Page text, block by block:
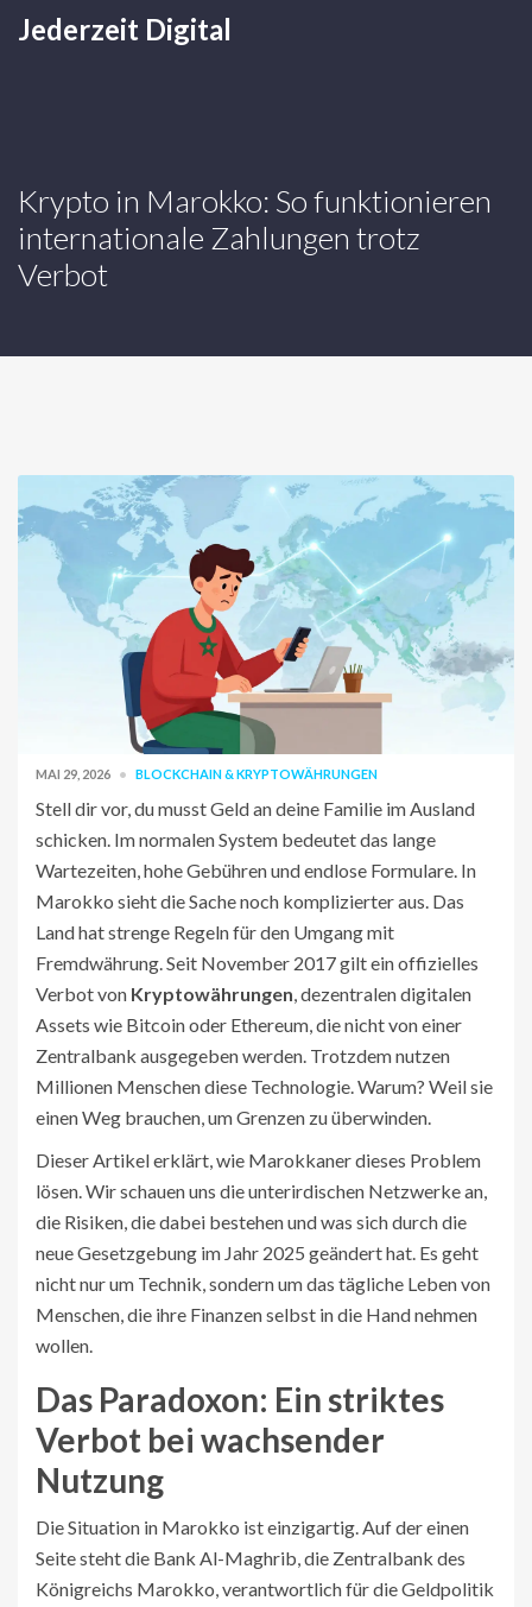
Jederzeit Digital
Krypto in Marokko: So funktionieren
internationale Zahlungen trotz
Verbot
MAI 29, 2026 BLOCKCHAIN & KRYPTOWÄHRUNGEN
Stell dir vor, du musst Geld an deine Familie im Ausland
schicken. Im normalen System bedeutet das lange
Wartezeiten, hohe Gebühren und endlose Formulare. In
Marokko sieht die Sache noch komplizierter aus. Das
Land hat strenge Regeln für den Umgang mit
Fremdwährung. Seit November 2017 gilt ein offizielles
Verbot von Kryptowährungen,dezentralen digitalen
Assets wie Bitcoin oder Ethereum, die nicht von einer
Zentralbank ausgegeben werden. Trotzdem nutzen
Millionen Menschen diese Technologie. Warum? Weil sie
einen Weg brauchen, um Grenzen zu überwinden.
Dieser Artikel erklärt, wie Marokkaner dieses Problem
lösen. Wir schauen uns die unterirdischen Netzwerke an,
die Risiken, die dabei bestehen und was sich durch die
neue Gesetzgebung im Jahr 2025 geändert hat. Es geht
nicht nur um Technik, sondern um das tägliche Leben von
Menschen, die ihre Finanzen selbst in die Hand nehmen
wollen.
Das Paradoxon: Ein striktes
Verbot bei wachsender
Nutzung
Die Situation in Marokko ist einzigartig. Auf der einen
Seite steht die Bank Al-Maghrib,die Zentralbank des
Königreichs Marokko, verantwortlich für die Geldpolitik